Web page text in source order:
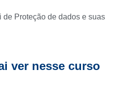
de Proteção de dados e suas
ver nesse curso